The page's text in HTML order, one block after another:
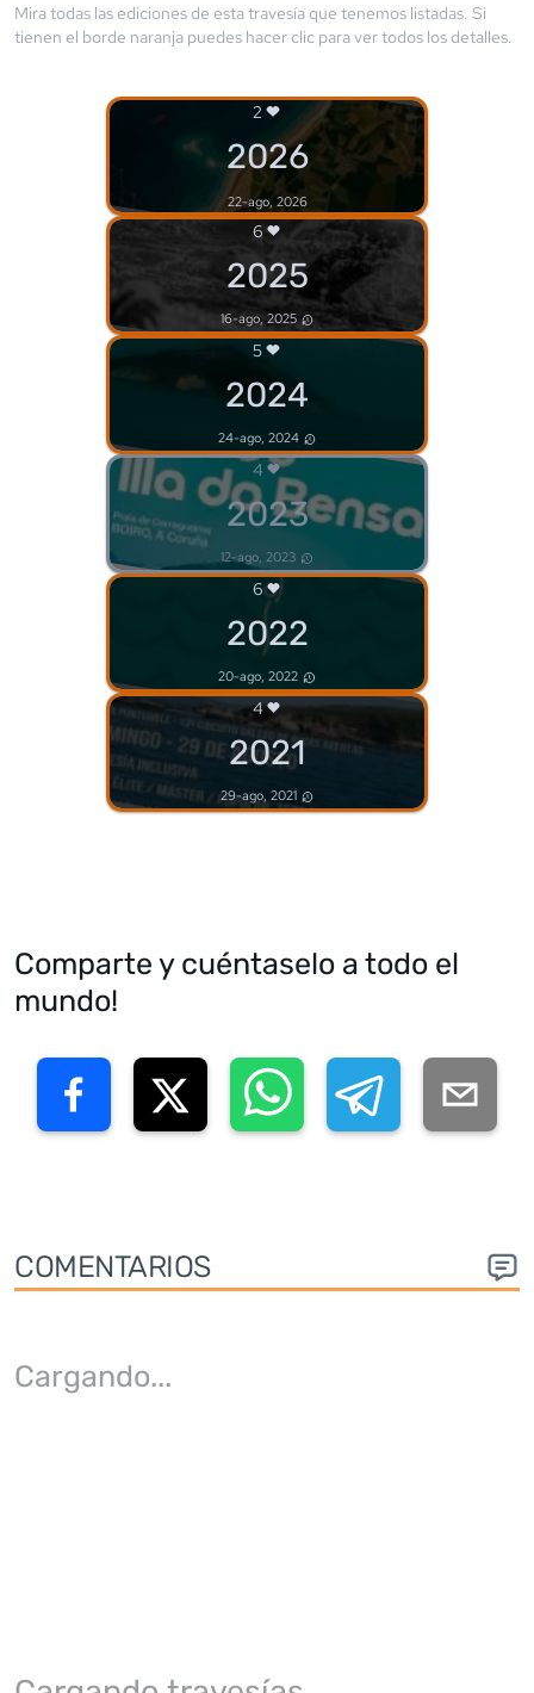
Mira todas las ediciones de esta travesía que tenemos listadas. Si
tienen el borde naranja puedes hacer clic para ver todos los detalles.
2
2026
22-ago, 2026
6
2025
16-ago, 2025
5
2024
24-ago, 2024
4
2023
12-ago, 2023
6
2022
20-ago, 2022
4
2021
29-ago, 2021
Comparte y cuéntaselo a todo el
mundo!
COMENTARIOS
Cargando...